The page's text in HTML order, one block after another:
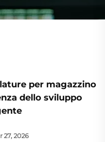
per magazzino
dello sviluppo
27, 2026